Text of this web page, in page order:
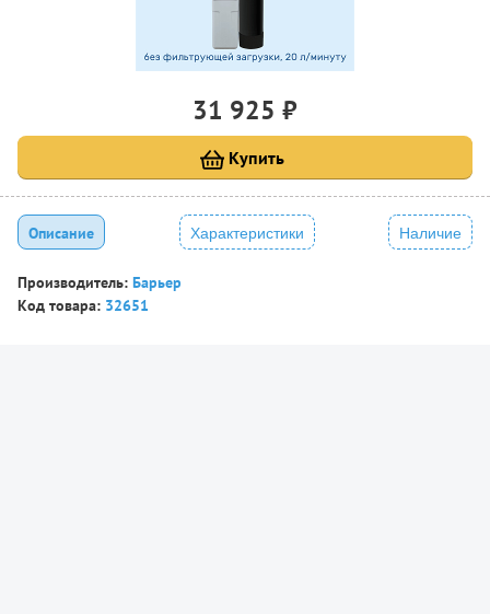
31 925 ₽
Купить
Описание Характеристики Наличие
Производитель: Барьер
Код товара: 32651